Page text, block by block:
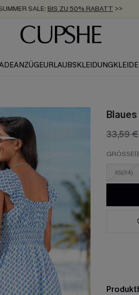
SALE: BIS ZU 50% RABATT >>
BIS ZU -20% EXTRA ERHALTEN
KOSTENLOSER VERSAND AB 89 €
URLAUBSKLEIDUNG
33,59 €
XS(34)